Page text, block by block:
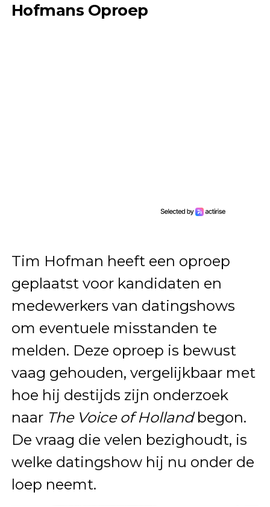
Hofmans Oproep
Tim Hofman heeft een oproep
geplaatst voor kandidaten en
medewerkers van datingshows
om eventuele misstanden te
melden. Deze oproep is bewust
vaag gehouden, vergelijkbaar met
hoe hij destijds zijn onderzoek
naar The Voice of Hollandbegon.
De vraag die velen bezighoudt, is
welke datingshow hij nu onder de
loep neemt.